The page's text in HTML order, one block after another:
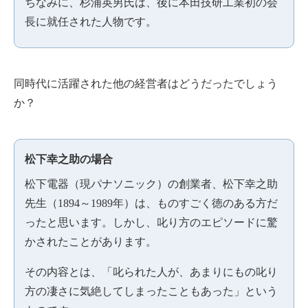
ちなみに、杉浦英男氏は、後に本田技研工業初の会
長に就任された人物です。
同時代に活躍された他の経営者はどうだったでしょう
か？
松下幸之助の場合
松下電器（現パナソニック）の創業者、松下幸之助
先生（1894～1989年）は、ものすごく徳のある方だ
ったと思います。しかし、叱り方のエピソードに驚
かされたことがあります。
その内容とは、「叱られた人が、あまりにもの叱り
方の凄さに気絶してしまったこともあった」という